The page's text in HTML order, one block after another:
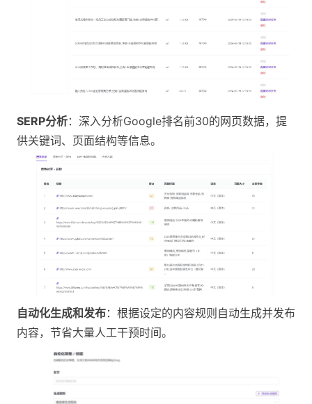
SERP分析：深入分析Google排名前30的网页数据，提
供关键词、页面结构等信息​。
自动化生成和发布：根据设定的内容规则自动生成并发布
内容，节省大量人工干预时间​。